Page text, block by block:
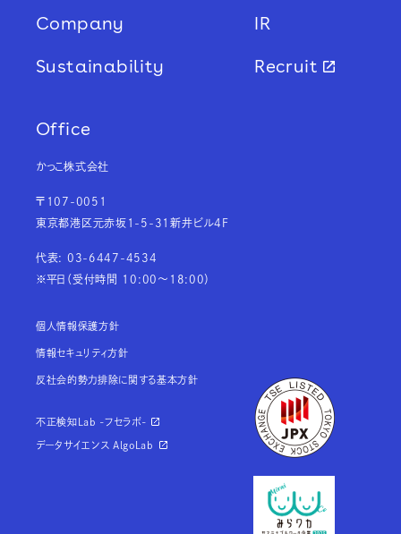
Company
Sustainability
IR
Recruit
Office
かっこ株式会社
〒107-0051
東京都港区元赤坂1-5-31新井ビル4F
代表: 03-6447-4534
※平日（受付時間 10:00～18:00）
個人情報保護方針
情報セキュリティ方針
反社会的勢力排除に関する基本方針
不正検知Lab -フセラボ-
データサイエンス AlgoLab